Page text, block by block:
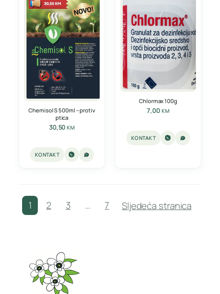
Chemisol S 500ml – protiv
ptica
30,50KM
KONTAKT
Chlormax 100g
7,00 KM
KONTAKT
1 2 3 … 7 Sljedeća stranica